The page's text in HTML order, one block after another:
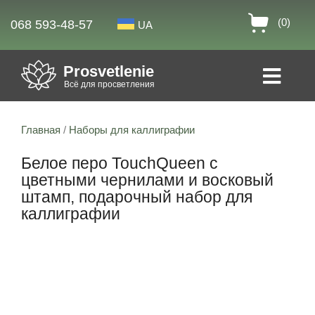
068 593-48-57 UA (0)
Prosvetlenie
Всё для просветления
Главная / Наборы для каллиграфии
Белое перо TouchQueen с
цветными чернилами и восковый
штамп, подарочный набор для
каллиграфии